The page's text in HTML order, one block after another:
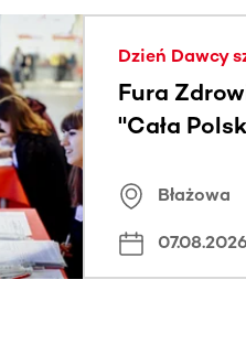
treści przewijane w
Dzień Dawcy
Fura
"Cała
Błażowa
07.08.2026